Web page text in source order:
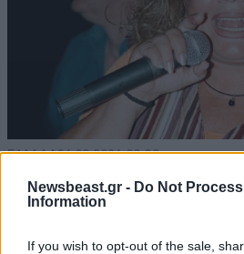
Newsbeast.gr - Do Not
Information
If you wish to opt-out of the sale,
ΕΛΛΑΔΑ06·08·2026 00:09
Σακελλαρίου, η λαϊκή ντίβα